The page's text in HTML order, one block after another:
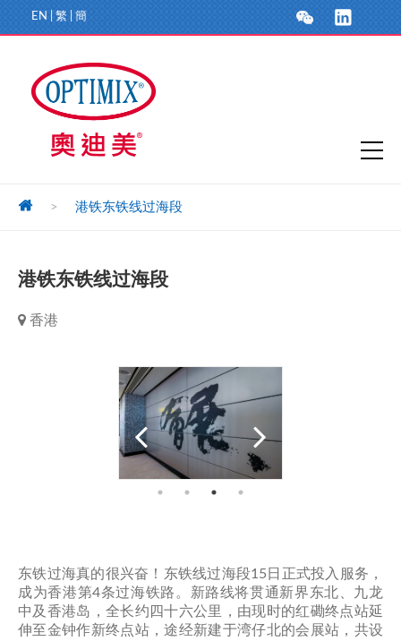
EN 繁 簡
> 港铁东铁线过海段
港铁东铁线过海段
香港
东铁过海真的很兴奋！东铁线过海段15日正式投入服务，
成为香港第4条过海铁路。新路线将贯通新界东北、九龙
中及香港岛，全长约四十六公里，由现时的红磡终点站延
伸至金钟作新终点站，途经新建于湾仔北的会展站，共设